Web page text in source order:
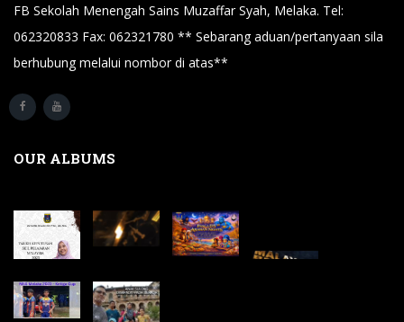
FB Sekolah Menengah Sains Muzaffar Syah, Melaka. Tel:
062320833 Fax: 062321780 ** Sebarang aduan/pertanyaan sila
berhubung melalui nombor di atas**
OUR ALBUMS